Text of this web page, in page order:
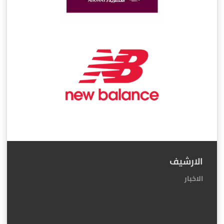
الارشيف
الاخبار